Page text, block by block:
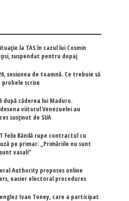
la TAS în cazul lui Cosmin
suspendat pentru dopaj
sesiunea de toamnă. Ce trebuie să
scrise
după căderea lui Maduro.
viitorul Venezuelei au
susținut de SUA
Felix Bănilă rupe contractul cu
pe primar: „Primăriile nu sunt
vasali”
Authority proposes online
easier electoral procedures
Ivan Toney, care a participat